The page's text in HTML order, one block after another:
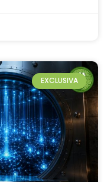
EXCLUSIVA